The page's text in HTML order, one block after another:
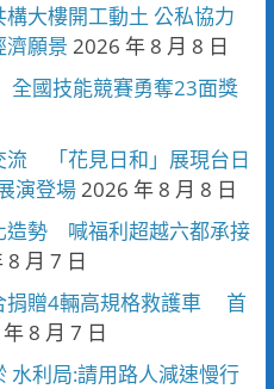
大樓開工動土 公私協力
濟願景 2026 年 8 月 8 日
全國技能競賽勇奪23面獎
流 「花見日和」展現台日
演登場 2026 年 8 月 8 日
造勢 喊福利超越六都承接
8 月 7 日
捐贈4輛高規格救護車 首
8 月 7 日
水利局:請用路人減速慢行